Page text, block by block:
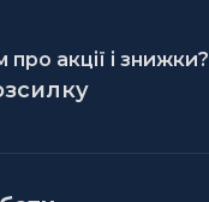
акції і знижки?